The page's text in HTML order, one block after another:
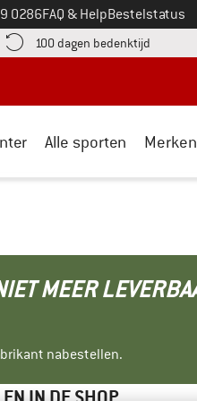
0286FAQ & HelpBestelstatus
in een infovak
100 dagen bedenktijd Vind
Alle sporten Merken
MEER
nabestellen.